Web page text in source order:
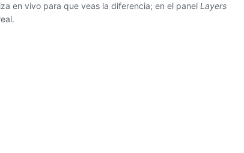
en vivo para que veas la diferencia; en el panel Layers